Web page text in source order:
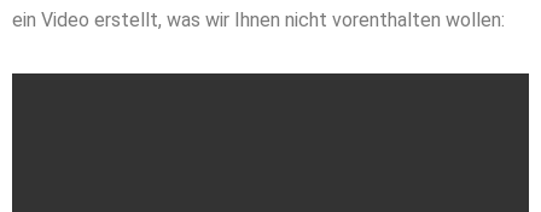
ein Video erstellt, was wir Ihnen nicht vorenthalten wollen: